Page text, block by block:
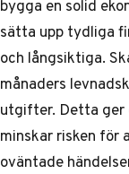
bygga en solid
sätta upp tydliga
och långsiktiga.
månaders
utgifter. Detta ger
minskar risken för
oväntade